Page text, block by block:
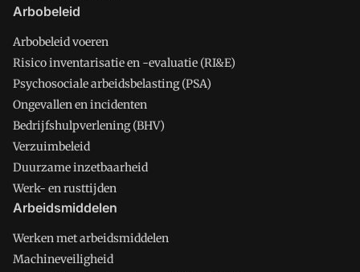
Arbobeleid
Arbobeleid voeren
Risico inventarisatie en -evaluatie (RI&E)
Psychosociale arbeidsbelasting (PSA)
Ongevallen en incidenten
Bedrijfshulpverlening (BHV)
Verzuimbeleid
Duurzame inzetbaarheid
Werk- en rusttijden
Arbeidsmiddelen
Werken met arbeidsmiddelen
Machineveiligheid